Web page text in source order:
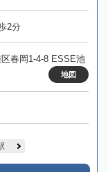
2分
春岡1-4-8 ESSE池
地図